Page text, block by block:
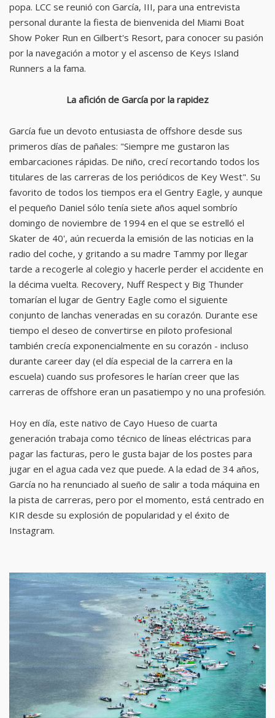
popa. LCC se reunió con García, III, para una entrevista
personal durante la fiesta de bienvenida del Miami Boat
Show Poker Run en Gilbert's Resort, para conocer su pasión
por la navegación a motor y el ascenso de Keys Island
Runners a la fama.
La afición de García por la rapidez
García fue un devoto entusiasta de offshore desde sus
primeros días de pañales: "Siempre me gustaron las
embarcaciones rápidas. De niño, crecí recortando todos los
titulares de las carreras de los periódicos de Key West". Su
favorito de todos los tiempos era el Gentry Eagle, y aunque
el pequeño Daniel sólo tenía siete años aquel sombrío
domingo de noviembre de 1994 en el que se estrelló el
Skater de 40', aún recuerda la emisión de las noticias en la
radio del coche, y gritando a su madre Tammy por llegar
tarde a recogerle al colegio y hacerle perder el accidente en
la décima vuelta. Recovery, Nuff Respect y Big Thunder
tomarían el lugar de Gentry Eagle como el siguiente
conjunto de lanchas veneradas en su corazón. Durante ese
tiempo el deseo de convertirse en piloto profesional
también crecía exponencialmente en su corazón - incluso
durante career day (el día especial de la carrera en la
escuela) cuando sus profesores le harían creer que las
carreras de offshore eran un pasatiempo y no una profesión.
Hoy en día, este nativo de Cayo Hueso de cuarta
generación trabaja como técnico de líneas eléctricas para
pagar las facturas, pero le gusta bajar de los postes para
jugar en el agua cada vez que puede. A la edad de 34 años,
García no ha renunciado al sueño de salir a toda máquina en
la pista de carreras, pero por el momento, está centrado en
KIR desde su explosión de popularidad y el éxito de
Instagram.